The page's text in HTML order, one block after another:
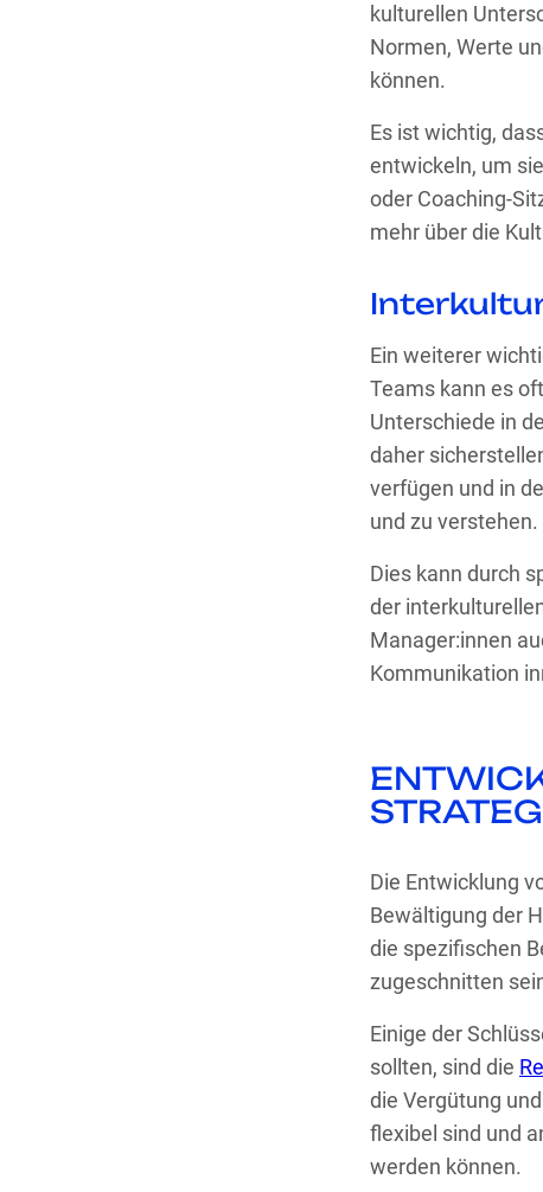
kulturellen
Normen, Werte
können.
Es ist wichtig,
entwickeln, um
oder Coaching-
mehr über die
Ein weiterer
Teams kann es
Unterschiede in
daher
verfügen und in
und zu verstehen.
Dies kann durch
der
Manager:innen
Kommunikation
Die Entwicklung
Bewältigung der
die spezifischen
zugeschnitten
Einige der
sollten, sind die
die Vergütung
flexibel sind und
werden können.